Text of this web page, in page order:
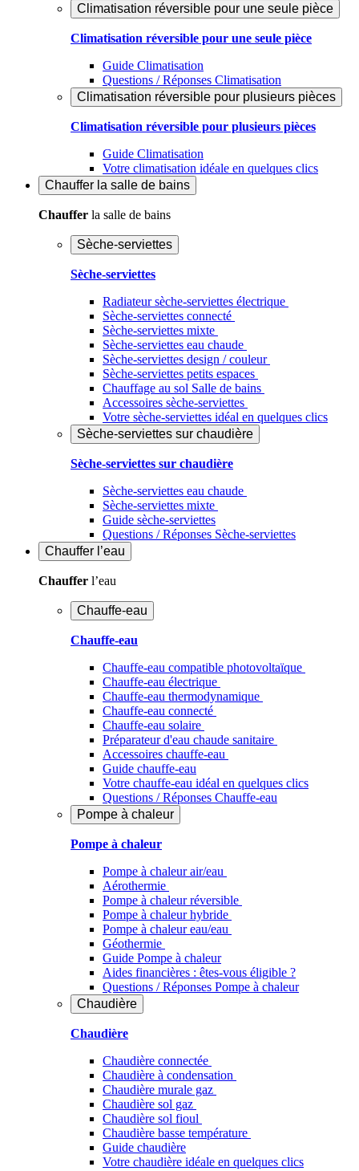
Climatisation réversible pour une seule pièce
Climatisation réversible pour une seule pièce
Guide Climatisation
Questions / Réponses Climatisation
Climatisation réversible pour plusieurs pièces
Climatisation réversible pour plusieurs pièces
Guide Climatisation
Votre climatisation idéale en quelques clics
Chauffer la salle de bains
Chauffer la salle de bains
Sèche-serviettes
Sèche-serviettes
Radiateur sèche-serviettes électrique
Sèche-serviettes connecté
Sèche-serviettes mixte
Sèche-serviettes eau chaude
Sèche-serviettes design / couleur
Sèche-serviettes petits espaces
Chauffage au sol Salle de bains
Accessoires sèche-serviettes
Votre sèche-serviettes idéal en quelques clics
Sèche-serviettes sur chaudière
Sèche-serviettes sur chaudière
Sèche-serviettes eau chaude
Sèche-serviettes mixte
Guide sèche-serviettes
Questions / Réponses Sèche-serviettes
Chauffer l’eau
Chauffer l’eau
Chauffe-eau
Chauffe-eau
Chauffe-eau compatible photovoltaïque
Chauffe-eau électrique
Chauffe-eau thermodynamique
Chauffe-eau connecté
Chauffe-eau solaire
Préparateur d'eau chaude sanitaire
Accessoires chauffe-eau
Guide chauffe-eau
Votre chauffe-eau idéal en quelques clics
Questions / Réponses Chauffe-eau
Pompe à chaleur
Pompe à chaleur
Pompe à chaleur air/eau
Aérothermie
Pompe à chaleur réversible
Pompe à chaleur hybride
Pompe à chaleur​ eau/eau
Géothermie
Guide Pompe à chaleur
Aides financières : êtes-vous éligible ?
Questions / Réponses Pompe à chaleur
Chaudière
Chaudière
Chaudière connectée
Chaudière à condensation
Chaudière murale gaz
Chaudière sol gaz
Chaudière sol fioul
Chaudière basse température
Guide chaudière
Votre chaudière idéale en quelques clics